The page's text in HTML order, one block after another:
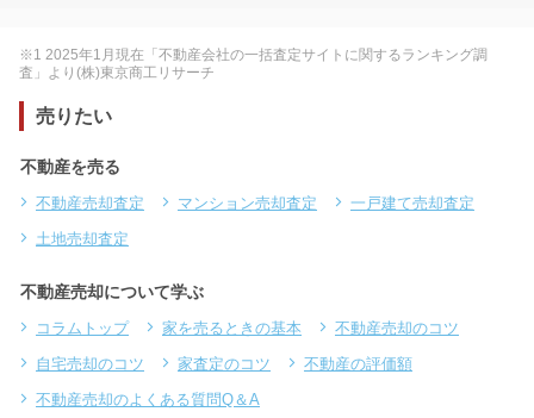
※1 2025年1月現在「不動産会社の一括査定サイトに関するランキング調
査」より(株)東京商工リサーチ
売りたい
不動産を売る
不動産売却査定 マンション売却査定
一戸建て売却査定
土地売却査定
不動産売却について学ぶ
コラムトップ 家を売るときの基本
不動産売却のコツ
自宅売却のコツ
家査定のコツ
不動産の評価額
不動産売却のよくある質問Q＆A